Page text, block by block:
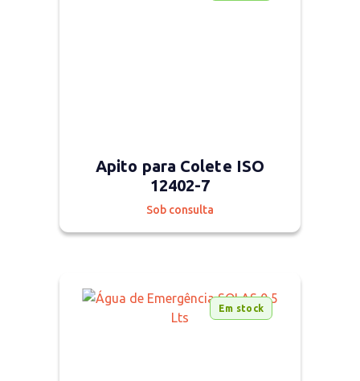
Apito para Colete ISO
12402-7
Sob consulta
Em stock